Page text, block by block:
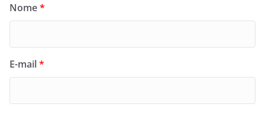
Nome*
E-mail*